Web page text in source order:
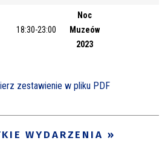
18:30-23:00
Noc
Muzeów
2023
zestawienie w pliku PDF
WYDARZENIA